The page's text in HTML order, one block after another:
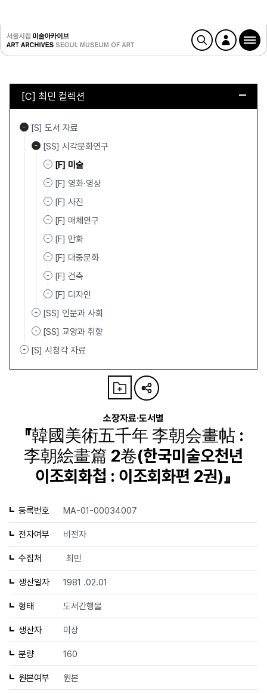
[C] 최민 컬렉션
[S] 도서 자료
[SS] 시각문화연구
[F] 미술
[F] 영화·영상
[F] 사진
[F] 매체연구
[F] 만화
[F] 대중문화
[F] 건축
[F] 디자인
[SS] 인문과 사회
[SS] 교양과 취향
[S] 시청각 자료
소장자료·도서별
『韓國美術五千年 李朝会畫帖 :
李朝絵畫篇 2卷(한국미술오천년
이조회화첩 : 이조회화편 2권)』
등록번호 MA-01-00034007
전자여부 비전자
수집처 최민
생산일자 1981 .02.01
형태 도서간행물
생산자 미상
분량 160
원본여부 원본